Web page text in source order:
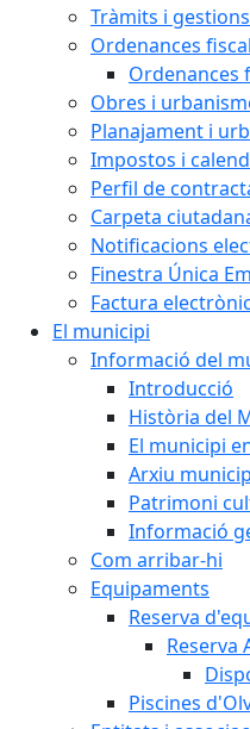
Tràmits i gestions
Ordenances
Ordenances
Obres i
Planajament i
Impostos i
Perfil de
Carpeta
Notificacions
Finestra Única
Factura
El municipi
Informació del
Introducció
Història del
El municipi
Arxiu
Patrimoni
Informació
Com arribar-hi
Equipaments
Reserva
Reserva
Piscines